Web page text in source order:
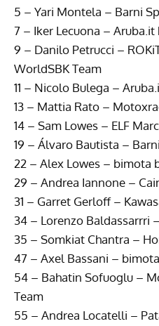
5 – Yari Montela – Barni
7 – Iker Lecuona – Aruba.it
9 – Danilo Petrucci –
WorldSBK Team
11 – Nicolo Bulega –
13 – Mattia Rato –
14 – Sam Lowes – ELF
19 – Álvaro Bautista –
22 – Alex Lowes – bimota
29 – Andrea Iannone –
31 – Garret Gerloff –
34 – Lorenzo Baldassarrri
35 – Somkiat Chantra –
47 – Axel Bassani –
54 – Bahatin Sofuoglu –
Team
55 – Andrea Locatelli –